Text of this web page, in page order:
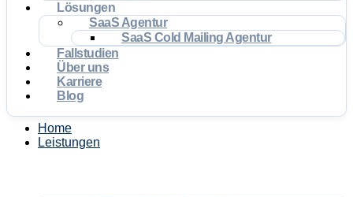
Lösungen
SaaS Agentur
SaaS Cold Mailing Agentur
Fallstudien
Über uns
Karriere
Blog
Home
Leistungen